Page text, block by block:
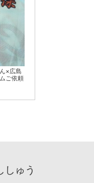
×広島
ご依頼
しゅう